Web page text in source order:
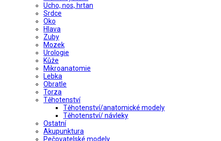
Ucho, nos, hrtan
Srdce
Oko
Hlava
Zuby
Mozek
Urologie
Kůže
Mikroanatomie
Lebka
Obratle
Torza
Těhotenství
Těhotenství/anatomické modely
Těhotenství/ návleky
Ostatní
Akupunktura
Pečovatelské modely